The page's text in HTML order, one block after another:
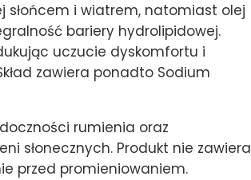
słońcem i wiatrem, natomiast olej
bariery hydrolipidowej.
uczucie dyskomfortu i
zawiera ponadto Sodium
rumienia oraz
słonecznych. Produkt nie zawiera
przed promieniowaniem.